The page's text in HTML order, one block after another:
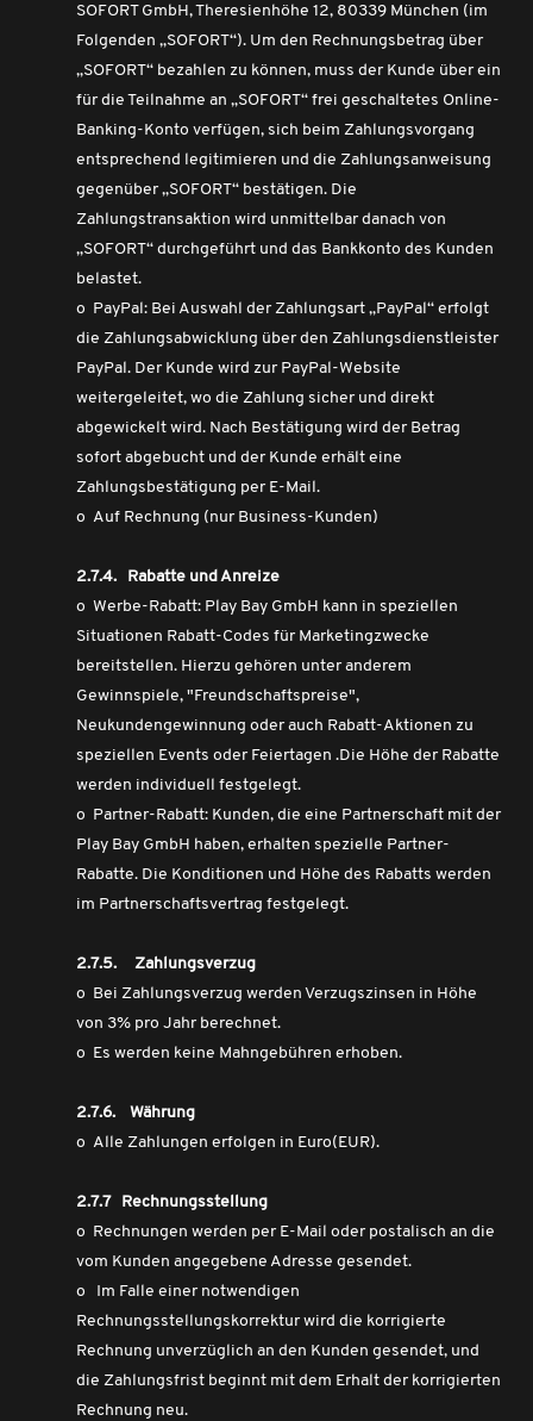
SOFORT GmbH, Theresienhöhe 12, 80339 München (im
Folgenden „SOFORT“). Um den Rechnungsbetrag über
„SOFORT“ bezahlen zu können, muss der Kunde über ein
für die Teilnahme an „SOFORT“ frei geschaltetes Online-
Banking-Konto verfügen, sich beim Zahlungsvorgang
entsprechend legitimieren und die Zahlungsanweisung
gegenüber „SOFORT“ bestätigen. Die
Zahlungstransaktion wird unmittelbar danach von
„SOFORT“ durchgeführt und das Bankkonto des Kunden
belastet.
o PayPal: Bei Auswahl der Zahlungsart „PayPal“ erfolgt
die Zahlungsabwicklung über den Zahlungsdienstleister
PayPal. Der Kunde wird zur PayPal-Website
weitergeleitet, wo die Zahlung sicher und direkt
abgewickelt wird. Nach Bestätigung wird der Betrag
sofort abgebucht und der Kunde erhält eine
Zahlungsbestätigung per E-Mail.
o Auf Rechnung (nur Business-Kunden)
2.7.4. Rabatte und Anreize
o Werbe-Rabatt: Play Bay GmbH kann in speziellen
Situationen Rabatt-Codes für Marketingzwecke
bereitstellen. Hierzu gehören unter anderem
Gewinnspiele, "Freundschaftspreise",
Neukundengewinnung oder auch Rabatt-Aktionen zu
speziellen Events oder Feiertagen .Die Höhe der Rabatte
werden individuell festgelegt.
o Partner-Rabatt: Kunden, die eine Partnerschaft mit der
Play Bay GmbH haben, erhalten spezielle Partner-
Rabatte. Die Konditionen und Höhe des Rabatts werden
im Partnerschaftsvertrag festgelegt.
2.7.5.
Zahlungsverzug
o Bei Zahlungsverzug werden Verzugszinsen in Höhe
von 3% pro Jahr berechnet.
o Es werden keine Mahngebühren erhoben.
2.7.6. Währung
o Alle Zahlungen erfolgen in Euro(EUR).
2.7.7 Rechnungsstellung
o Rechnungen werden per E-Mail oder postalisch an die
vom Kunden angegebene Adresse gesendet.
o Im Falle einer notwendigen
Rechnungsstellungskorrektur wird die korrigierte
Rechnung unverzüglich an den Kunden gesendet, und
die Zahlungsfrist beginnt mit dem Erhalt der korrigierten
Rechnung neu.